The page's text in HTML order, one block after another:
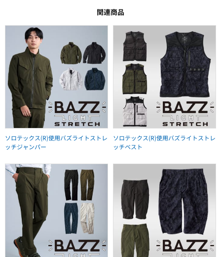
関連商品
ソロテックス(R)使用バズライトストレ
ッチジャンパー
ソロテックス(R)使用バズライトストレ
ッチベスト